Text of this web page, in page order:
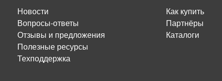
Новости
Вопросы-ответы
Отзывы и предложения
Полезные ресурсы
Техподдержка
Как купить
Партнёры
Каталоги